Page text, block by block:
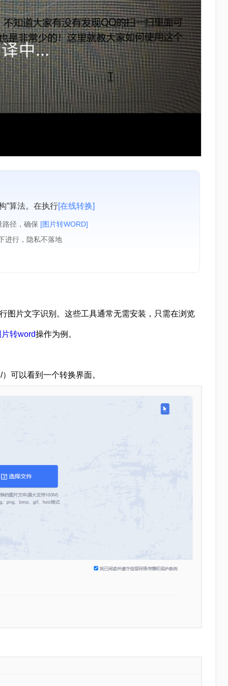
”算法。在执行[在线转换]
路径，确保 [图片转WORD]
进行，隐私不落地
图片文字识别。这些工具通常无需安装，只需在浏览
转word操作为例。
可以看到一个转换界面。